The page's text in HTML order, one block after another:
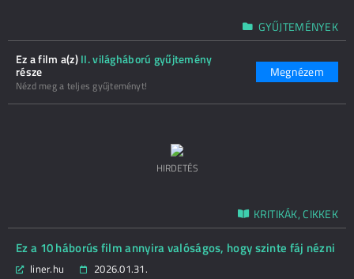
GYŰJTEMÉNYEK
Ez a film a(z)II. világháború gyűjtemény
része
Nézd meg a teljes gyűjteményt!
Megnézem
HIRDETÉS
KRITIKÁK, CIKKEK
Ez a 10 háborús film annyira valóságos, hogy szinte fáj nézni
liner.hu
2026.01.31.